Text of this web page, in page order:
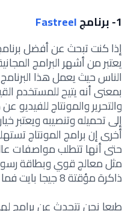
1- برنامج
Fastreel
إذا كنت تبحث عن أفضل
يعتبر من أشهر البرامج
الناس حيث يعمل هذا
بمعنى أنه يتيح للمستخدم
والتحرير والمونتاج
إلى تحميله وتنصيبه ويعتبر
أخرى إن برامج المونتاج
حتى أنها تتطلب مواصفات
مثل معالج قوي وبطاقة
ذاكرة مؤقتة 8 جيجا بايت فما فوق.
طبعا نحن نتحدث عن برامج